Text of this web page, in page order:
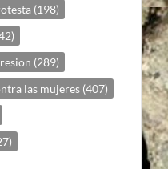
(198)
(289)
las mujeres (407)